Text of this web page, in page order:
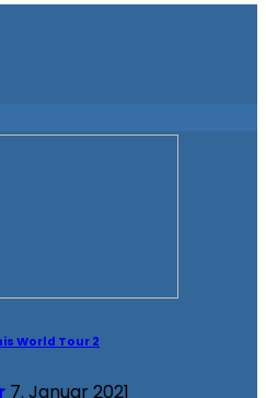
World Tour 2
7. Januar 2021